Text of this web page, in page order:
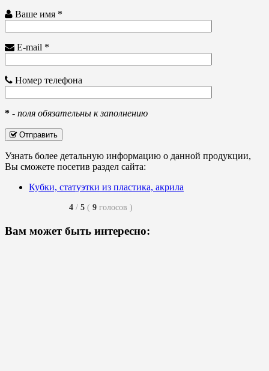
Ваше имя *
E-mail *
Номер телефона
* - поля обязательны к заполнению
Отправить
Узнать более детальную информацию о данной продукции,
Вы сможете посетив раздел сайта:
Кубки, статуэтки из пластика, акрила
4 / 5 ( 9 голосов )
Вам может быть интересно: